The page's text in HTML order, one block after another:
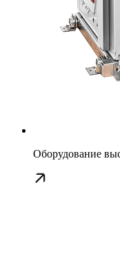
Оборудование